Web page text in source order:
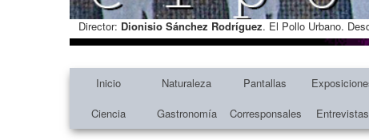
Director: Dionisio Sánchez Rodríguez. El Pollo Urbano.
Inicio Naturaleza Pantallas
Ciencia
Gastronomía Corresponsales Entrevistas